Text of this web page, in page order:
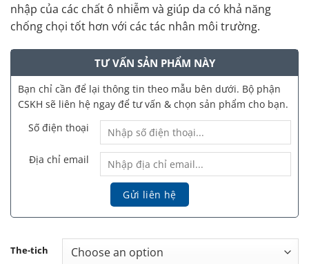
nhập của các chất ô nhiễm và giúp da có khả năng
chống chọi tốt hơn với các tác nhân môi trường.
TƯ VẤN SẢN PHẨM NÀY
Bạn chỉ cần để lại thông tin theo mẫu bên dưới. Bộ phận
CSKH sẽ liên hệ ngay để tư vấn & chọn sản phẩm cho bạn.
Số điện thoại
Địa chỉ email
The-tich